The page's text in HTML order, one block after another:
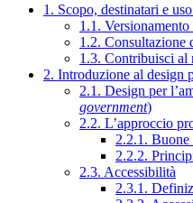
1. Scopo, destinatari e
1.1.
1.2. Consultazione
1.3. Contribuisci al
2. Introduzione al design
2.1. Design per
government)
2.2. L’approccio
2.2.1. Buone
2.2.2.
2.3. Accessibilità
2.3.1.